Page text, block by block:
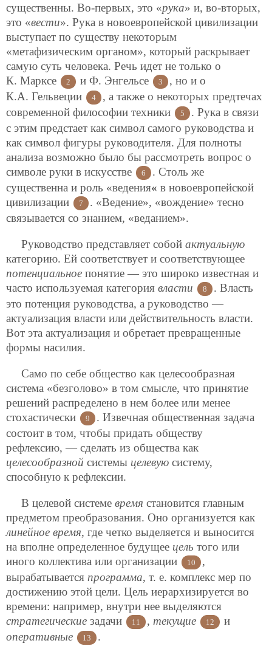
существенны. Во-первых, это «рука» и, во-вторых,
это «вести». Рука в новоевропейской цивилизации
выступает по существу некоторым
«метафизическим органом», который раскрывает
самую суть человека. Речь идет не только о
К. Марксе
2 и Ф. Энгельсе 3
, но и о
К.А. Гельвеции
4
, а также о некоторых предтечах
современной философии техники
5
. Рука в связи
с этим предстает как символ самого руководства и
как символ фигуры руководителя. Для полноты
анализа возможно было бы рассмотреть вопрос о
символе руки в искусстве
6
. Столь же
существенна и роль «ведения« в новоевропейской
цивилизации
7
. «Ведение», «вождение» тесно
связывается со знанием, «веданием».
Руководство представляет собой актуальную
категорию. Ей соответствует и соответствующее
потенциальное понятие — это широко известная и
часто используемая категория власти 8
. Власть
это потенция руководства, а руководство —
актуализация власти или действительность власти.
Вот эта актуализация и обретает превращенные
формы насилия.
Само по себе общество как целесообразная
система «безголово» в том смысле, что принятие
решений распределено в нем более или менее
стохастически
9
. Извечная общественная задача
состоит в том, чтобы придать обществу
рефлексию, — сделать из общества как
целесообразной системы целевую систему,
способную к рефлексии.
В целевой системе время становится главным
предметом преобразования. Оно организуется как
линейное время, где четко выделяется и выносится
на вполне определенное будущее цель того или
иного коллектива или организации
10
,
вырабатывается программа, т. е. комплекс мер по
достижению этой цели. Цель иерархизируется во
времени: например, внутри нее выделяются
стратегические задачи 11 , текущие 12
и
оперативные
13 .